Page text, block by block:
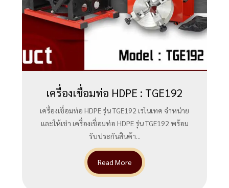
เครื่องเชื่อมท่อ HDPE : TGE192
เครื่องเชื่อมท่อ HDPE รุ่น TGE192 เรโนเทค จำหน่าย
และให้เช่า เครื่องเชื่อมท่อ HDPE รุ่น TGE192 พร้อม
รับประกันสินค้า...
Read More